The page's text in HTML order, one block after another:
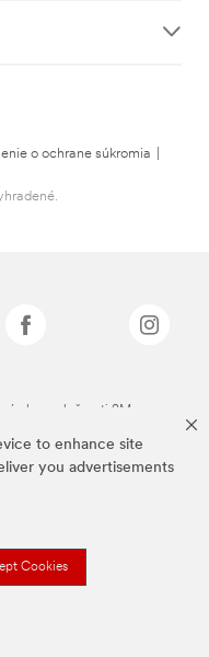
to enhance site
you advertisements
Cookies
o ochrane súkromia
spoločnosti 3M.